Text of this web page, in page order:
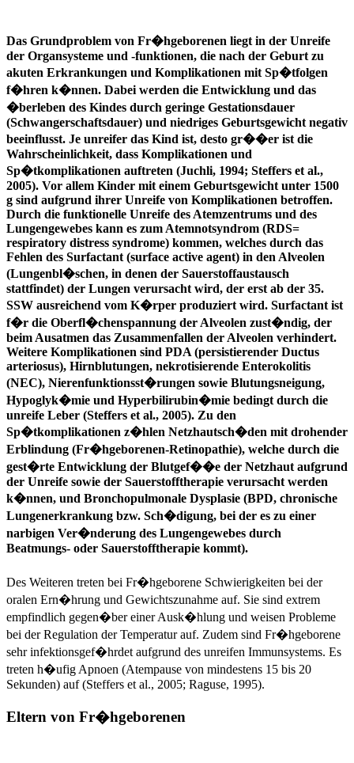
Das Grundproblem von Fr�hgeborenen liegt in der Unreife
der Organsysteme und -funktionen, die nach der Geburt zu
akuten Erkrankungen und Komplikationen mit Sp�tfolgen
f�hren k�nnen. Dabei werden die Entwicklung und das
�berleben des Kindes durch geringe Gestationsdauer
(Schwangerschaftsdauer) und niedriges Geburtsgewicht negativ
beeinflusst. Je unreifer das Kind ist, desto gr��er ist die
Wahrscheinlichkeit, dass Komplikationen und
Sp�tkomplikationen auftreten (Juchli, 1994; Steffers et al.,
2005). Vor allem Kinder mit einem Geburtsgewicht unter 1500
g sind aufgrund ihrer Unreife von Komplikationen betroffen.
Durch die funktionelle Unreife des Atemzentrums und des
Lungengewebes kann es zum Atemnotsyndrom (RDS=
respiratory distress syndrome) kommen, welches durch das
Fehlen des Surfactant (surface active agent) in den Alveolen
(Lungenbl�schen, in denen der Sauerstoffaustausch
stattfindet) der Lungen verursacht wird, der erst ab der 35.
SSW ausreichend vom K�rper produziert wird. Surfactant ist
f�r die Oberfl�chenspannung der Alveolen zust�ndig, der
beim Ausatmen das Zusammenfallen der Alveolen verhindert.
Weitere Komplikationen sind PDA (persistierender Ductus
arteriosus), Hirnblutungen, nekrotisierende Enterokolitis
(NEC), Nierenfunktionsst�rungen sowie Blutungsneigung,
Hypoglyk�mie und Hyperbilirubin�mie bedingt durch die
unreife Leber (Steffers et al., 2005). Zu den
Sp�tkomplikationen z�hlen Netzhautsch�den mit drohender
Erblindung (Fr�hgeborenen-Retinopathie), welche durch die
gest�rte Entwicklung der Blutgef��e der Netzhaut aufgrund
der Unreife sowie der Sauerstofftherapie verursacht werden
k�nnen, und Bronchopulmonale Dysplasie (BPD, chronische
Lungenerkrankung bzw. Sch�digung, bei der es zu einer
narbigen Ver�nderung des Lungengewebes durch
Beatmungs- oder Sauerstofftherapie kommt).
Des Weiteren treten bei Fr�hgeborene Schwierigkeiten bei der
oralen Ern�hrung und Gewichtszunahme auf. Sie sind extrem
empfindlich gegen�ber einer Ausk�hlung und weisen Probleme
bei der Regulation der Temperatur auf. Zudem sind Fr�hgeborene
sehr infektionsgef�hrdet aufgrund des unreifen Immunsystems. Es
treten h�ufig Apnoen (Atempause von mindestens 15 bis 20
Sekunden) auf (Steffers et al., 2005; Raguse, 1995).
Eltern von Fr�hgeborenen